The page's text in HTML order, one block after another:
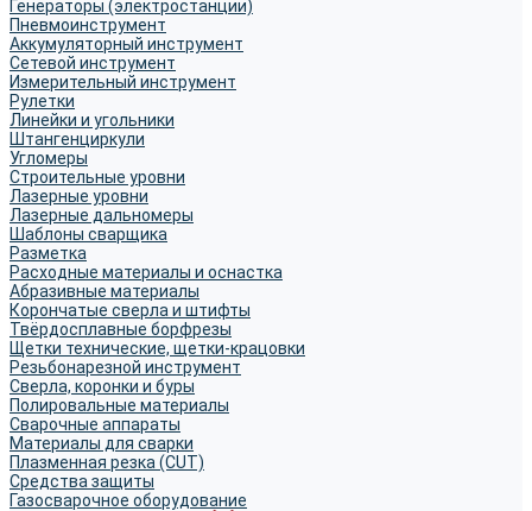
Генераторы (электростанции)
Пневмоинструмент
Аккумуляторный инструмент
Сетевой инструмент
Измерительный инструмент
Рулетки
Линейки и угольники
Штангенциркули
Угломеры
Строительные уровни
Лазерные уровни
Лазерные дальномеры
Шаблоны сварщика
Разметка
Расходные материалы и оснастка
Абразивные материалы
Корончатые сверла и штифты
Твёрдосплавные борфрезы
Щетки технические, щетки-крацовки
Резьбонарезной инструмент
Сверла, коронки и буры
Полировальные материалы
Сварочные аппараты
Материалы для сварки
Плазменная резка (CUT)
Средства защиты
Газосварочное оборудование